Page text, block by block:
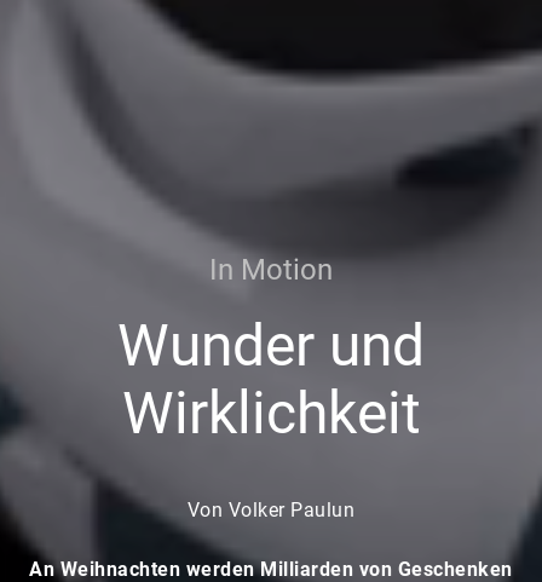
In Motion
Wunder und
Wirklichkeit
Von Volker Paulun
An Weihnachten werden Milliarden von Geschenken